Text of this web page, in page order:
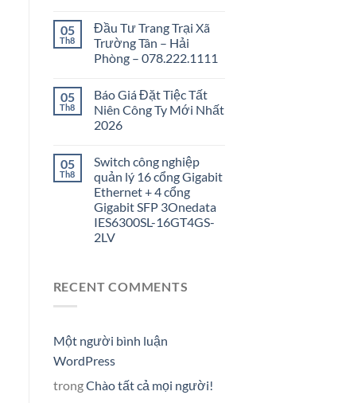
05
Th8
Đầu Tư Trang Trại Xã
Trường Tân – Hải
Phòng – 078.222.1111
05
Th8
Báo Giá Đặt Tiệc Tất
Niên Công Ty Mới Nhất
2026
05
Th8
Switch công nghiệp
quản lý 16 cổng Gigabit
Ethernet + 4 cổng
Gigabit SFP 3Onedata
IES6300SL-16GT4GS-
2LV
RECENT COMMENTS
Một người bình luận
WordPress
trongChào tất cả mọi người!